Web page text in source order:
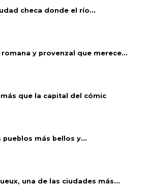
checa donde el río...
y provenzal que merece...
que la capital del cómic
pueblos más bellos y...
una de las ciudades más...